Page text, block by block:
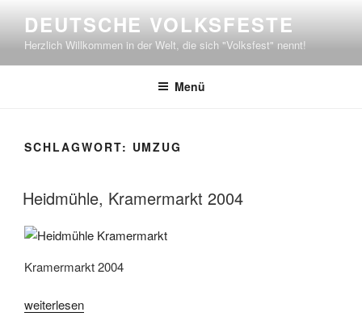
springen
DEUTSCHE VOLKSFESTE
Herzlich Willkommen in der Welt, die sich "Volksfest" nennt!
Menü
SCHLAGWORT: UMZUG
Heidmühle, Kramermarkt 2004
Kramermarkt 2004
„Heidmühle,
weiterlesen